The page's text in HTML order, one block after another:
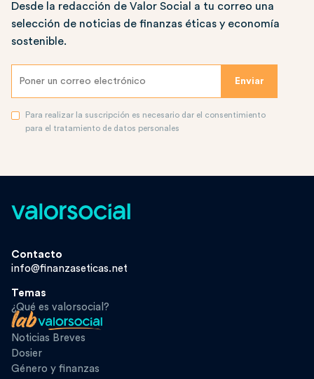
Desde la redacción de Valor Social a tu correo una
selección de noticias de finanzas éticas y economía
sostenible.
Para realizar la suscripción es necesario dar el consentimiento
para el tratamiento de datos personales
Contacto
info@finanzaseticas.net
Temas
¿Qué es valorsocial?
Noticias Breves
Dosier
Género y finanzas